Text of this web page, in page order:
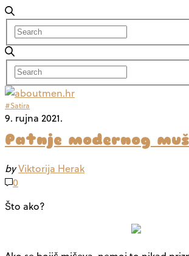
#Satira
9. rujna 2021.
Patnje modernog
byViktorija Herak
0
Što ako?